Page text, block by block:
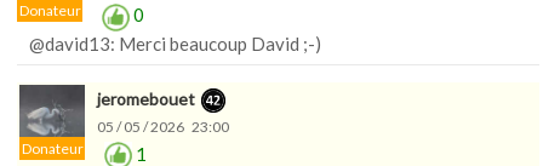
Donateur
0
@david13: Merci beaucoup David ;-)
Donateur
jeromebouet
05 / 05 / 2026 23:00
1